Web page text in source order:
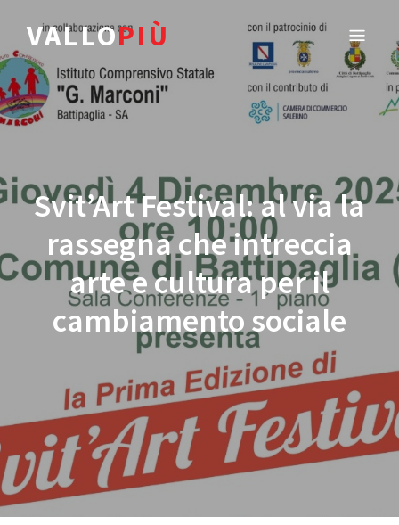
VALLOPIÙ
Svit’Art Festival: al via la
rassegna che intreccia
arte e cultura per il
cambiamento sociale